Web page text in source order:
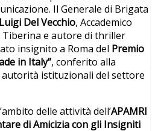
Il Generale di Brigata
Luigi Del Vecchio, Accademico
Tiberina e autore di thriller
insignito a Roma del Premio
in Italy”, conferito alla
istituzionali del settore
delle attività dell’APAMRI
di Amicizia con gli Insigniti